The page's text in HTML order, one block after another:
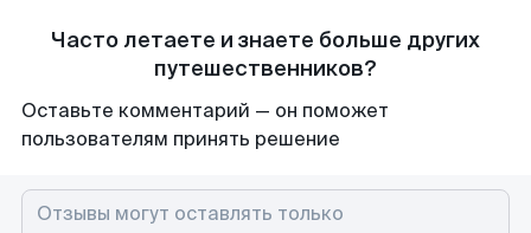
Часто летаете и знаете больше других
путешественников?
Оставьте комментарий — он поможет
пользователям принять решение